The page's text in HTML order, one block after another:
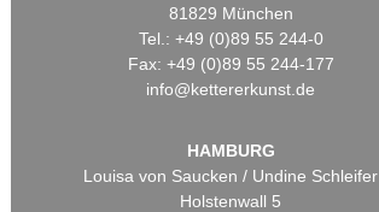
81829 München
Tel.: +49 (0)89 55 244-0
Fax: +49 (0)89 55 244-177
info@kettererkunst.de
HAMBURG
Louisa von Saucken / Undine Schleifer
Holstenwall 5